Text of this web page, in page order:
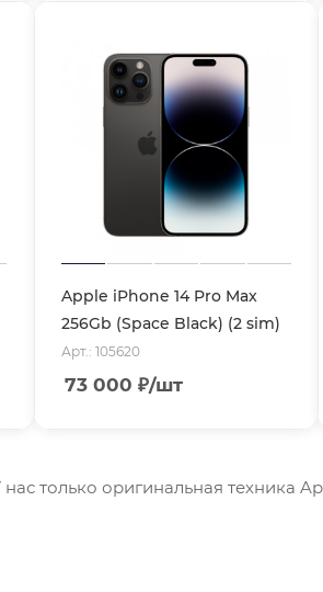
Apple iPhone 14 Pro Max
256Gb (Space Black) (2 sim)
Арт.: 105620
73 000 ₽/шт
только оригинальная техника